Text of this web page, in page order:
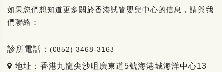
如果您們想知道更多關於香港試管嬰兒中心的信息，請與我
們聯絡：
診所電話： (0852) 3468-3168
地址：香港九龍尖沙咀廣東道5號海港城海洋中心13